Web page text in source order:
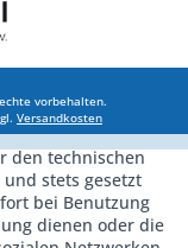
vorbehalten.
Versandkosten
den technischen
stets gesetzt
bei Benutzung
dienen oder die